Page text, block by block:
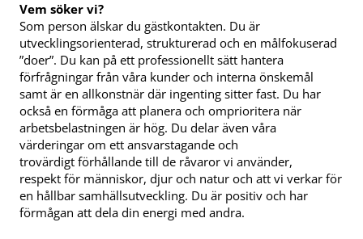
Vem söker vi?
Som person älskar du gästkontakten. Du är
utvecklingsorienterad, strukturerad och en målfokuserad
”doer”. Du kan på ett professionellt sätt hantera
förfrågningar från våra kunder och interna önskemål
samt är en allkonstnär där ingenting sitter fast. Du har
också en förmåga att planera och omprioritera när
arbetsbelastningen är hög. Du delar även våra
värderingar om ett ansvarstagande och
trovärdigt förhållande till de råvaror vi använder,
respekt för människor, djur och natur och att vi verkar för
en hållbar samhällsutveckling. Du är positiv och har
förmågan att dela din energi med andra.